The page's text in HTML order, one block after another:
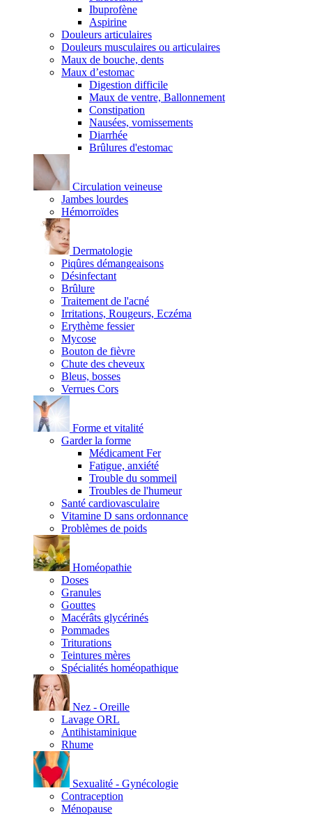
Ibuprofène
Aspirine
Douleurs articulaires
Douleurs musculaires ou articulaires
Maux de bouche, dents
Maux d’estomac
Digestion difficile
Maux de ventre, Ballonnement
Constipation
Nausées, vomissements
Diarrhée
Brûlures d'estomac
Circulation veineuse
Jambes lourdes
Hémorroïdes
Dermatologie
Piqûres démangeaisons
Désinfectant
Brûlure
Traitement de l'acné
Irritations, Rougeurs, Eczéma
Erythème fessier
Mycose
Bouton de fièvre
Chute des cheveux
Bleus, bosses
Verrues Cors
Forme et vitalité
Garder la forme
Médicament Fer
Fatigue, anxiété
Trouble du sommeil
Troubles de l'humeur
Santé cardiovasculaire
Vitamine D sans ordonnance
Problèmes de poids
Homéopathie
Doses
Granules
Gouttes
Macérâts glycérinés
Pommades
Triturations
Teintures mères
Spécialités homéopathique
Nez - Oreille
Lavage ORL
Antihistaminique
Rhume
Sexualité - Gynécologie
Contraception
Ménopause